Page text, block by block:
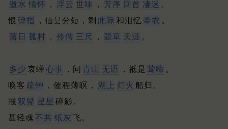
逝水 情怀 ， 浮云 世味 ， 芳序 回首 凄迷 。
恨 弹指 ，仙昙分短，剩 此际 和泪忆 牵衣 。
落日 孤村 ， 伶俜 三尺 ， 碧草 天涯 。
多少 哀蝉 心事 ，问 青山 无语 ，祗是 莺啼 。
唤客 疏钟 ，催程薄瞑， 湖上 灯火 船归。
揽 双鬓 星星 碎影。
甚轻魂 不共 纸灰 飞。